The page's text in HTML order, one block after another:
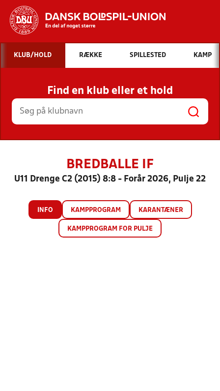
Hvad vil du søge efter?
INDHOLD OG NYHEDER
STILLINGER, RESULTATER, KLUBBER OG
HOLD
KLUB/HOLD RÆKKE SPILLESTED KAMP
Find en klub eller et hold
BREDBALLE IF
U11 Drenge C2 (2015) 8:8 - Forår 2026, Pulje 22
INFO KAMPPROGRAM KARANTÆNER
KAMPPROGRAM FOR PULJE